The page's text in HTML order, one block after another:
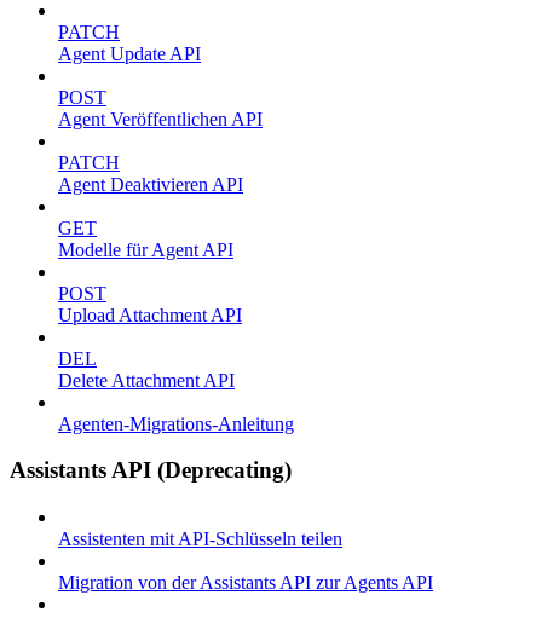
PATCH
Agent Update API
POST
Agent Veröffentlichen API
PATCH
Agent Deaktivieren API
GET
Modelle für Agent API
POST
Upload Attachment API
DEL
Delete Attachment API
Agenten-Migrations-Anleitung
Assistants API (Deprecating)
Assistenten mit API-Schlüsseln teilen
Migration von der Assistants API zur Agents API